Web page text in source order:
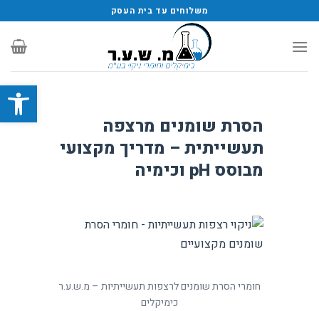
פתח
משלוחים עד בית העסק
הסרת שומנים מרצפה
תעשייתית – מדריך מקצועי
מבוסס pH וכימיה
חומרי הסרת שומנים לרצפות תעשייתיות – מ.ש.ע.ר
כימיקלים